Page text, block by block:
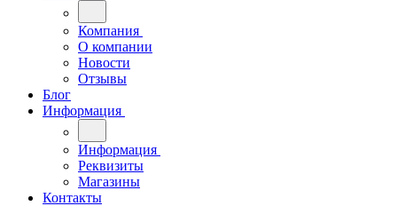
Компания
О компании
Новости
Отзывы
Блог
Информация
Информация
Реквизиты
Магазины
Контакты